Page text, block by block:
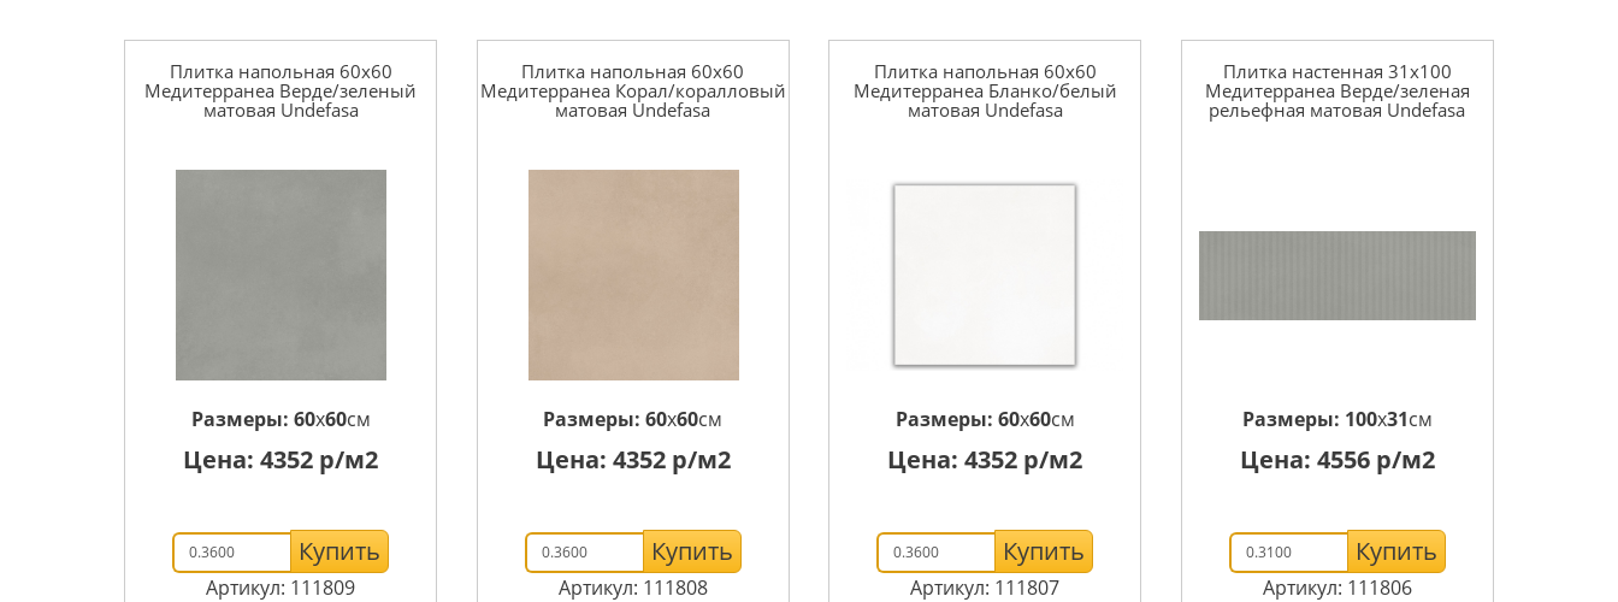
Плитка напольная 60x60
Медитерранеа Верде/зеленый
матовая Undefasa
Размеры: 60x60см
Цена:4352 р/м2
Купить
Артикул: 111809
Плитка напольная 60x60
Медитерранеа Корал/коралловый
матовая Undefasa
Размеры:60x60см
Цена: 4352р/м2
Купить
Артикул: 111808
Плитка напольная 60x60
Медитерранеа Бланко/белый
матовая Undefasa
Размеры: 60x60см
Цена:4352 р/м2
Купить
Артикул: 111807
Плитка настенная 31x100
Медитерранеа Верде/зеленая
рельефная матовая Undefasa
Размеры: 100x31см
Цена: 4556р/м2
Купить
Артикул: 111806